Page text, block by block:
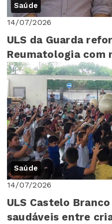
Saúde
14/07/2026
ULS da Guarda
Reumatologia com
Saúde
14/07/2026
ULS Castelo
saudáveis entre